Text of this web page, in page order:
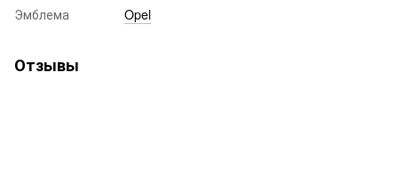
Эмблема
Opel
Отзывы